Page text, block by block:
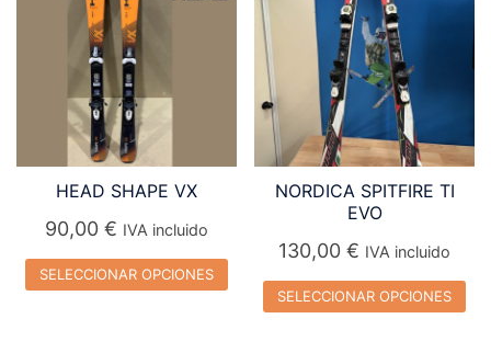
HEAD SHAPE VX
90,00 € IVA incluido
SELECCIONAR OPCIONES
NORDICA SPITFIRE TI
EVO
130,00€ IVA incluido
SELECCIONAR OPCIONES